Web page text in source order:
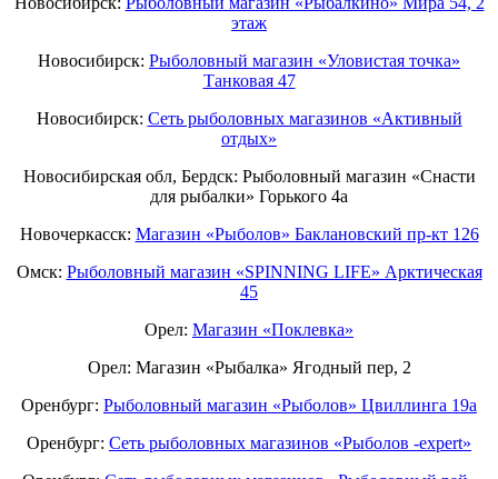
этаж
Новосибирск: Рыболовный магазин «Уловистая точка»
Танковая 47
Новосибирск: Сеть рыболовных магазинов «Активный
отдых»
Новосибирская обл, Бердск: Рыболовный магазин «Снасти
для рыбалки» Горького 4а
Новочеркасск: Магазин «Рыболов» Баклановский пр-кт 126
Омск: Рыболовный магазин «SPINNING LIFE» Арктическая
45
Орел: Магазин «Поклевка»
Орел: Магазин «Рыбалка» Ягодный пер, 2
Оренбург: Рыболовный магазин «Рыболов» Цвиллинга 19а
Оренбург: Сеть рыболовных магазинов «Рыболов -expert»